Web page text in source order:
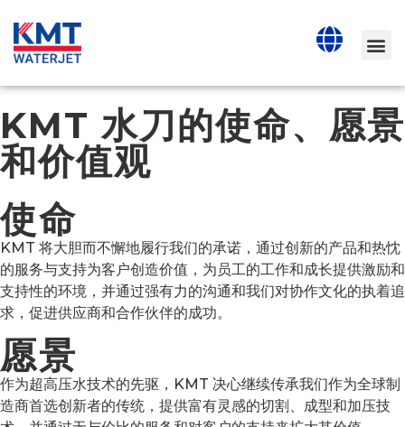
KMT 水刀的使命、愿景
和价值观
使命
KMT 将大胆而不懈地履行我们的承诺，通过创新的产品和热忱
的服务与支持为客户创造价值，为员工的工作和成长提供激励和
支持性的环境，并通过强有力的沟通和我们对协作文化的执着追
求，促进供应商和合作伙伴的成功。
愿景
作为超高压水技术的先驱，KMT 决心继续传承我们作为全球制
造商首选创新者的传统，提供富有灵感的切割、成型和加压技